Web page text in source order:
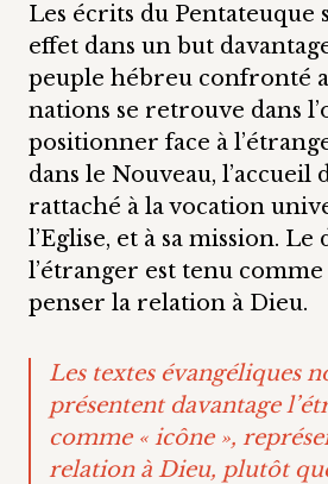
Les écrits du Pentateuque
effet dans un but
peuple hébreu confronté
nations se retrouve dans
positionner face à
dans le Nouveau, l’accueil
rattaché à la vocation
l’Eglise, et à sa mission. Le
l’étranger est tenu
penser la relation à Dieu.
Les textes évangéliques
présentent davantage
comme « icône »,
relation à Dieu, plutôt